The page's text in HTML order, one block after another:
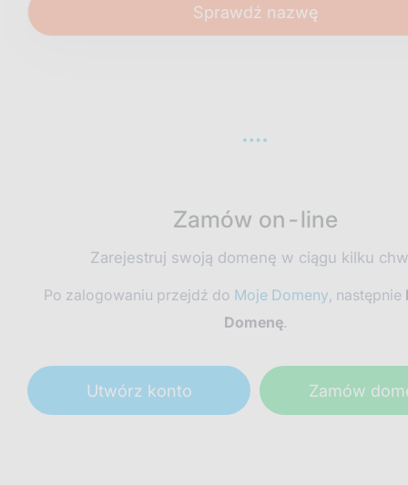
Zamów on-line
Zarejestruj swoją domenę w ciągu kilku
Po zalogowaniu przejdź do Moje Domeny, następnie
Domenę.
Utwórz konto Zamów